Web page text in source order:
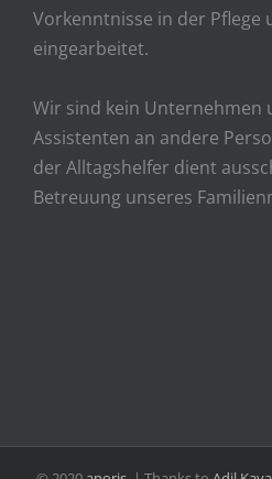
Vorkenntnisse in der Pflege
eingearbeitet.
Wir sind kein Unternehmen
Assistenten an andere
der Alltagshelfer dient
Betreuung unseres